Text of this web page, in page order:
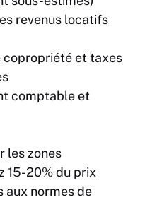
revenus locatifs
copropriété et taxes
comptable et
les zones
15-20% du prix
aux normes de